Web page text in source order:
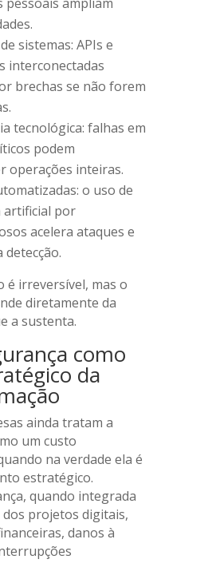
sistemas: APIs e
interconectadas
brechas se não forem
tecnológica: falhas em
podem
operações inteiras.
o uso de
artificial por
acelera ataques e
detecção.
é irreversível, mas o
diretamente da
a sustenta.
como
da
ainda tratam a
um custo
na verdade ela é
estratégico.
quando integrada
dos projetos digitais,
danos à